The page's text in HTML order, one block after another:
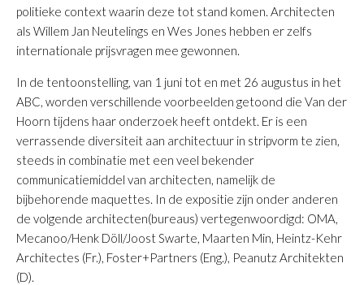
politieke context waarin deze tot stand komen. Architecten
als Willem Jan Neutelings en Wes Jones hebben er zelfs
internationale prijsvragen mee gewonnen.
In de tentoonstelling, van 1 juni tot en met 26 augustus in het
ABC, worden verschillende voorbeelden getoond die Van der
Hoorn tijdens haar onderzoek heeft ontdekt. Er is een
verrassende diversiteit aan architectuur in stripvorm te zien,
steeds in combinatie met een veel bekender
communicatiemiddel van architecten, namelijk de
bijbehorende maquettes. In de expositie zijn onder anderen
de volgende architecten(bureaus) vertegenwoordigd: OMA,
Mecanoo/Henk Döll/Joost Swarte, Maarten Min, Heintz-Kehr
Architectes (Fr.), Foster+Partners (Eng.), Peanutz Architekten
(D).